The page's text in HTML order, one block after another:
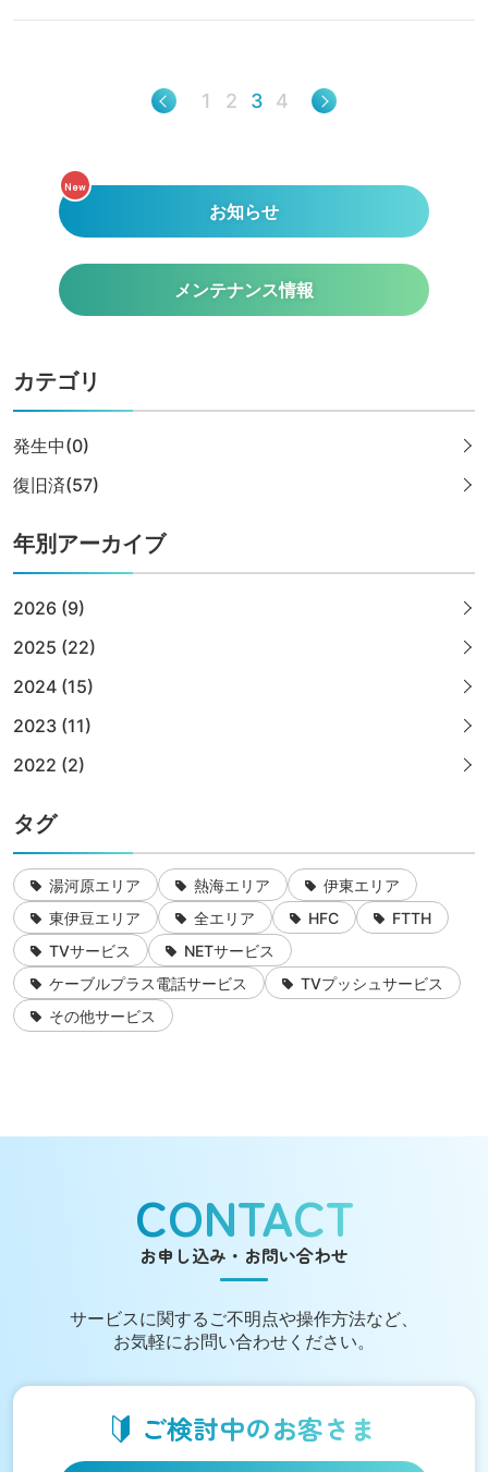
1 2 3 4
お知らせ
New
メンテナンス情報
カテゴリ
発生中(0)
復旧済(57)
年別アーカイブ
2026 (9)
2025 (22)
2024 (15)
2023 (11)
2022 (2)
タグ
湯河原エリア 熱海エリア
伊東エリア
東伊豆エリア
全エリア HFC
FTTH
TVサービス
NETサービス
ケーブルプラス電話サービス
TVプッシュサービス
その他サービス
CONTACT
お申し込み・お問い合わせ
サービスに関する ご不明点や操作方法など、
お気軽にお問い合わせください。
ご検討中のお客さま